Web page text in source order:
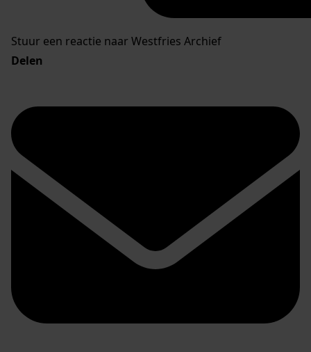
Stuur een reactie naar Westfries Archief
Delen